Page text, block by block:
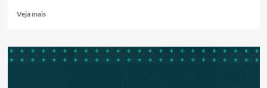
Veja maisRead
Orquestra
Sinfônica